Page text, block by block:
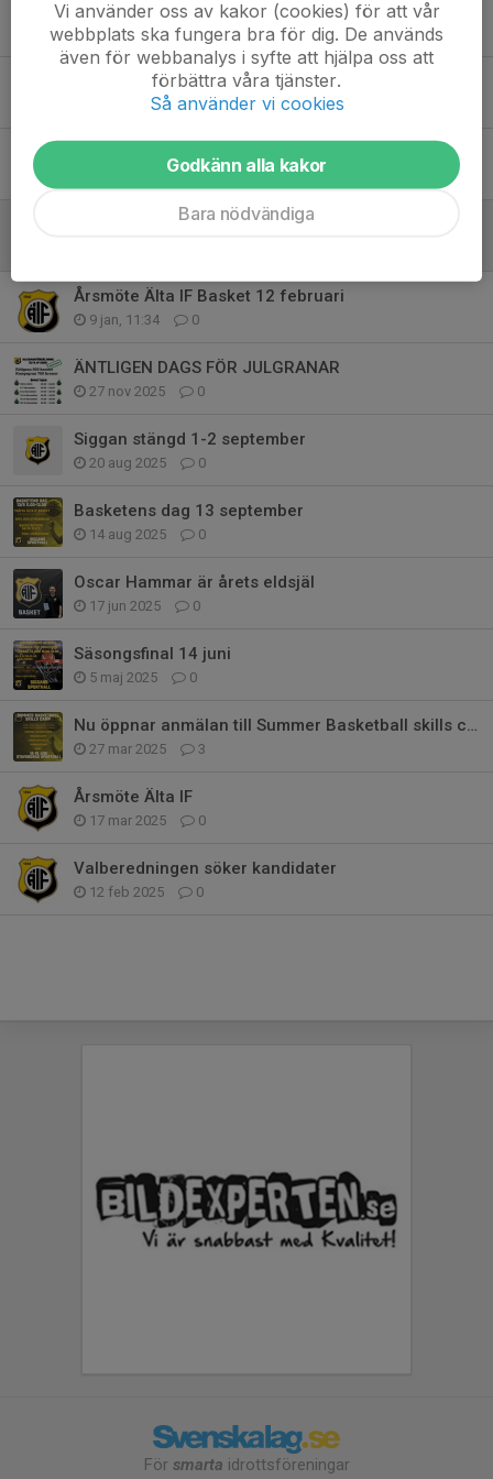
Ändrade parkeringsregler vid Ishallen/Stavan
9 apr, 19:30 0
4 mar, 16:08 0
Grattis till Älta IF Basket P2012 - seriesegrare
20 feb, 11:21 5
Tränare med landslagsmeriter - Elin Eldebrink
Årsmöte Älta IF Basket 12 februari
9 jan, 11:34 0
ÄNTLIGEN DAGS FÖR JULGRANAR
27 nov 2025 0
Siggan stängd 1-2 september
20 aug 2025 0
Basketens dag 13 september
14 aug 2025 0
Oscar Hammar är årets eldsjäl
17 jun 2025 0
Säsongsfinal 14 juni
5 maj 2025 0
Nu öppnar anmälan till Summer Basketball skills camp
27 mar 2025 3
Årsmöte Älta IF
17 mar 2025 0
Valberedningen söker kandidater
12 feb 2025 0
För smarta idrottsföreningar
Vi använder oss av kakor (cookies) för att vår
webbplats ska fungera bra för dig. De används
även för webbanalys i syfte att hjälpa oss att
förbättra våra tjänster.
Så använder vi cookies
Godkänn alla kakor
Bara nödvändiga